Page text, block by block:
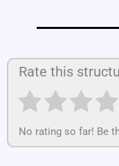
Rate this
No rating so far! Be